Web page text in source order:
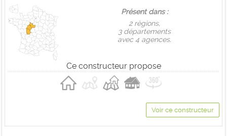
Présent dans :
2 règions,
3 départements
avec 4 agences.
Ce constructeur propose
Voir ce constructeur